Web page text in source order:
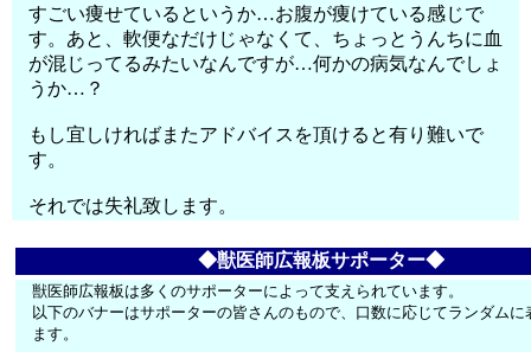
すごい痩せているというか…お腹が痩けている感じで
す。あと、軟便なだけじゃなくて、ちょっとうんちに血
が混じってるみたいなんですが…何かの病気なんでしょ
うか…？
もし宜しければまたアドバイスを頂けると有り難いで
す。
それでは失礼致します。
◆獣医師広報板サポーター◆
獣医師広報板は多くのサポーターによって支えられています。
以下のバナーはサポーターの皆さんのもので、口数に応じてランダムに
ます。